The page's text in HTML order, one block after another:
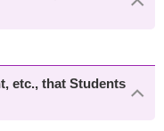
etc., that Students